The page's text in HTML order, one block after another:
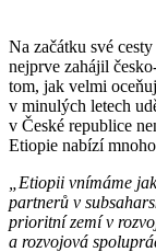
Na začátku své
nejprve zahájil
tom, jak velmi
v minulých letech
v České republice
Etiopie nabízí
„Etiopii vnímáme
partnerů v
prioritní zemí v
a rozvojová